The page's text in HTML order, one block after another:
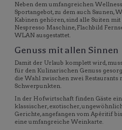
Neben dem umfangreichen Wellness-
Sportangebot, zu dem auch
Kabinen gehören, sind alle Suiten
Nespresso Maschine, Flachbild
WLAN ausgestattet.
Genuss mit allen Sinnen
Damit der Urlaub komplett wird,
für den Kulinarischen Genuss
die Wahl zwischen zwei
Schwerpunkten.
In der Hofwirtschaft finden Gäste
klassischer, exotischer,
Gerichte, angefangen vom Apéritif
eine umfangreiche Weinkarte.